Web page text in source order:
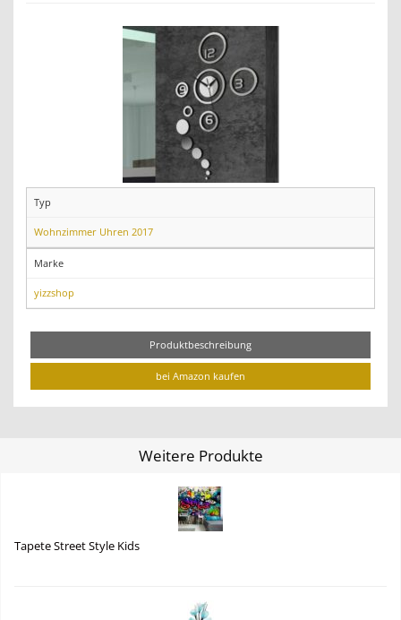
Typ
Wohnzimmer Uhren 2017
Marke
yizzshop
Produktbeschreibung
bei Amazon kaufen
Weitere Produkte
Tapete Street Style Kids